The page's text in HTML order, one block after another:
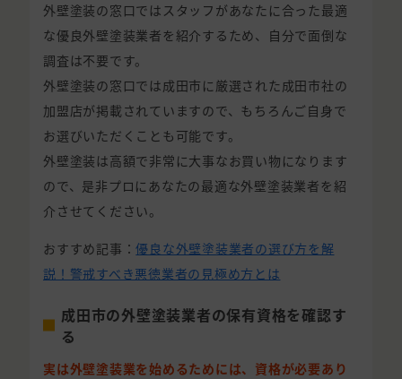
外壁塗装の窓口ではスタッフがあなたに合った最適
な優良外壁塗装業者を紹介するため、自分で面倒な
調査は不要です。
外壁塗装の窓口では成田市に厳選された成田市社の
加盟店が掲載されていますので、もちろんご自身で
お選びいただくことも可能です。
外壁塗装は高額で非常に大事なお買い物になります
ので、是非プロにあなたの最適な外壁塗装業者を紹
介させてください。
おすすめ記事：優良な外壁塗装業者の選び方を解
説！警戒すべき悪徳業者の見極め方とは
成田市の外壁塗装業者の保有資格を確認す
る
実は外壁塗装業を始めるためには、資格が必要あり